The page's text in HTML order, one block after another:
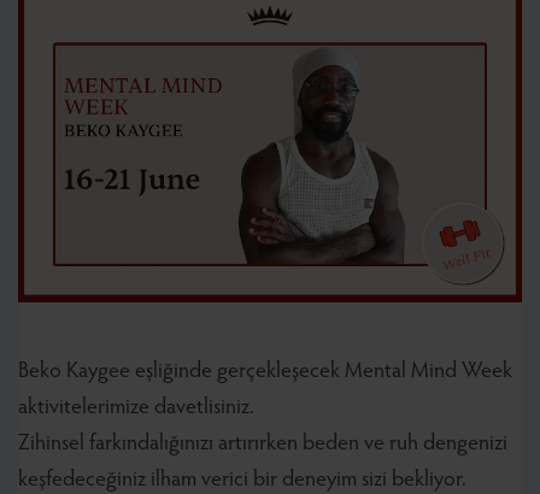
Beko Kaygee eşliğinde gerçekleşecek Mental Mind Week
aktivitelerimize davetlisiniz.
Zihinsel farkındalığınızı artırırken beden ve ruh dengenizi
keşfedeceğiniz ilham verici bir deneyim sizi bekliyor.